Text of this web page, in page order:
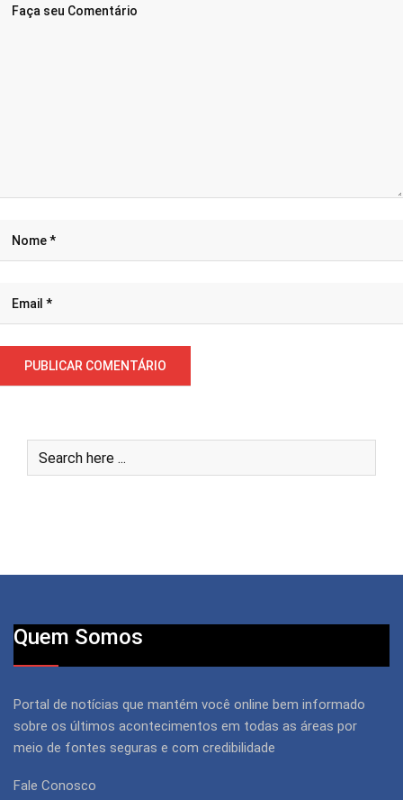
Quem Somos
Portal de notícias que mantém você online bem informado
sobre os últimos acontecimentos em todas as áreas por
meio de fontes seguras e com credibilidade
Fale Conosco